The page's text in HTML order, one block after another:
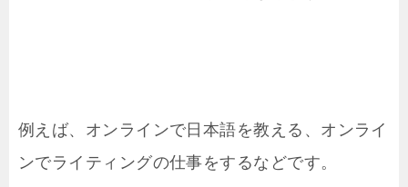
例えば、オンラインで日本語を教える、オンライ
ンでライティングの仕事をするなどです。